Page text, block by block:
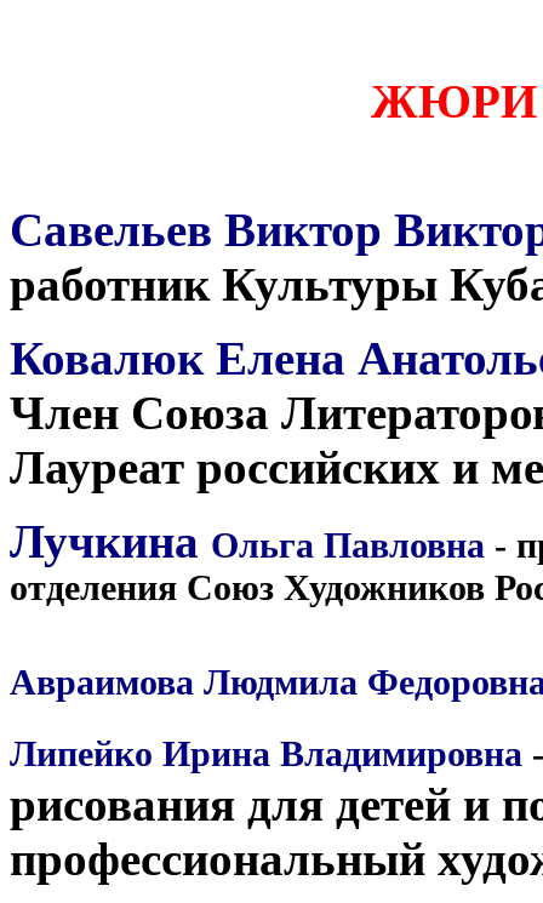
ЖЮРИ
Савельев Виктор
работник Культуры
Ковалюк Елена
Член Союза
Лауреат российских и
Лучкина Ольга Павловна -
отделения Союз Художников
Авраимова Людмила
Липейко Ирина Владимировна
рисования для детей и
профессиональный